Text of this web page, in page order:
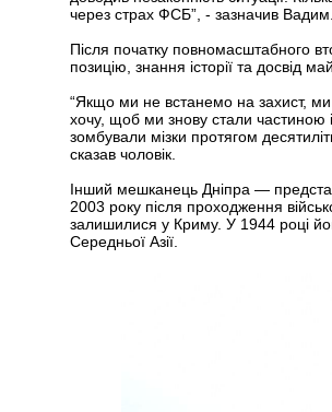
через страх ФСБ”, - зазначив Вадим.
Після початку повномасштабного
позицію, знання історії та досвід
“Якщо ми не встанемо на захист, ми
хочу, щоб ми знову стали
зомбували мізки протягом
сказав чоловік.
Інший мешканець Дніпра —
2003 року після проходження
залишилися у Криму. У 1944 році
Середньої Азії.